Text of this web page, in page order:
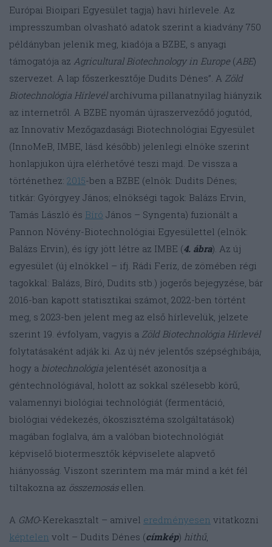
Európai Bioipari Egyesület tagja) havi hírlevele. Az
impresszumban olvasható adatok szerint a kiadvány 750
példányban jelenik meg, kiadója a BZBE, s anyagi
támogatója az Agricultural Biotechnology in Europe(ABE)
szervezet. A lap főszerkesztője Dudits Dénes”. A Zöld
Biotechnológia Hírlevélarchívuma pillanatnyilag hiányzik
az internetről. A BZBE nyomán újraszerveződő jogutód,
az Innovatív Mezőgazdasági Biotechnológiai Egyesület
(InnoMeB, IMBE, lásd később) jelenlegi elnöke szerint
honlapjukon újra elérhetővé teszi majd. De vissza a
történethez: 2015-ben a BZBE (elnök: Dudits Dénes;
titkár: Györgyey János; elnökségi tagok: Balázs Ervin,
Tamás László és Bíró János – Syngenta) fuzionált a
Pannon Növény-Biotechnológiai Egyesülettel (elnök:
Balázs Ervin), és így jött létre az IMBE (4. ábra). Az új
egyesület (új elnökkel – ifj. Rádi Feríz, de zömében régi
tagokkal: Balázs, Bíró, Dudits stb.) jogerős bejegyzése, bár
2016-ban kapott statisztikai számot, 2022-ben történt
meg, s 2023-ben jelent meg az első hírlevelük, jelzete
szerint 19. évfolyam, vagyis a Zöld Biotechnológia Hírlevél
folytatásaként adják ki. Az új név jelentős szépséghibája,
hogy a biotechnológia jelentését azonosítja a
géntechnológiával, holott az sokkal szélesebb körű,
valamennyi biológiai technológiát (fermentáció,
biológiai védekezés, ökoszisztéma szolgáltatások)
magában foglalva, ám a valóban biotechnológiát
képviselő biotermesztők képviselete alapvető
hiányosság. Viszont szerintem ma már mind a két fél
tiltakozna az összemosásellen.
A GMO-Kerekasztalt – amivel eredményesen vitatkozni
képtelen volt – Dudits Dénes (címkép) hithű,